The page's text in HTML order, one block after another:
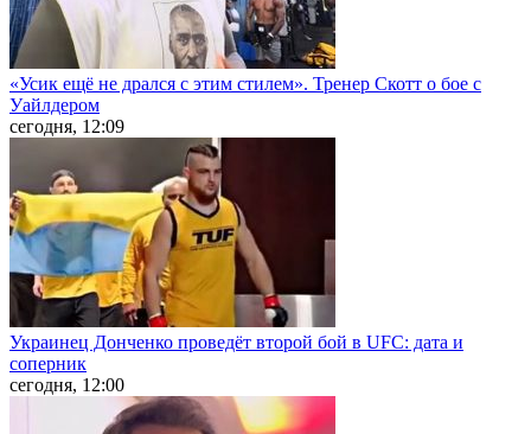
«Усик ещё не дрался с этим стилем». Тренер Скотт о бое с
Уайлдером
сегодня, 12:09
Украинец Донченко проведёт второй бой в UFC: дата и
соперник
сегодня, 12:00